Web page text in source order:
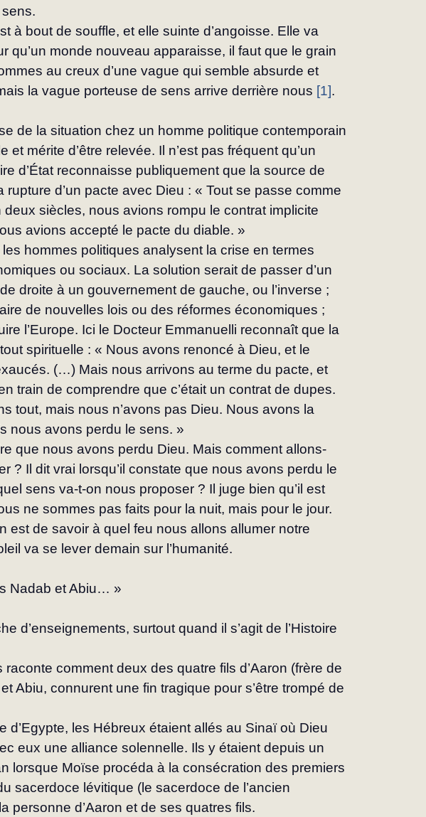
à bout de souffle, et elle suinte d’angoisse. Elle va
qu’un monde nouveau apparaisse, il faut que le grain
au creux d’une vague qui semble absurde et
la vague porteuse de sens arrive derrière nous [1].
de la situation chez un homme politique contemporain
et mérite d’être relevée. Il n’est pas fréquent qu’un
d’État reconnaisse publiquement que la source de
rupture d’un pacte avec Dieu : « Tout se passe comme
deux siècles, nous avions rompu le contrat implicite
avions accepté le pacte du diable. »
hommes politiques analysent la crise en termes
ou sociaux. La solution serait de passer d’un
droite à un gouvernement de gauche, ou l’inverse ;
de nouvelles lois ou des réformes économiques ;
l’Europe. Ici le Docteur Emmanuelli reconnaît que la
spirituelle : « Nous avons renoncé à Dieu, et le
(…) Mais nous arrivons au terme du pacte, et
train de comprendre que c’était un contrat de dupes.
tout, mais nous n’avons pas Dieu. Nous avons la
nous avons perdu le sens. »
que nous avons perdu Dieu. Mais comment allons-
? Il dit vrai lorsqu’il constate que nous avons perdu le
sens va-t-on nous proposer ? Il juge bien qu’il est
ne sommes pas faits pour la nuit, mais pour le jour.
est de savoir à quel feu nous allons allumer notre
va se lever demain sur l’humanité.
Nadab et Abiu… »
d’enseignements, surtout quand il s’agit de l’Histoire
raconte comment deux des quatre fils d’Aaron (frère de
Abiu, connurent une fin tragique pour s’être trompé de
d’Egypte, les Hébreux étaient allés au Sinaï où Dieu
eux une alliance solennelle. Ils y étaient depuis un
lorsque Moïse procéda à la consécration des premiers
sacerdoce lévitique (le sacerdoce de l’ancien
personne d’Aaron et de ses quatres fils.